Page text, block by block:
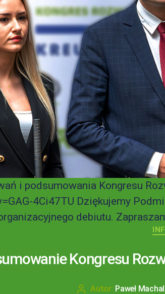
i podsumowania Kongresu
4Ci47TU Dziękujemy
debiutu.
Kongresu
Autor: Paweł